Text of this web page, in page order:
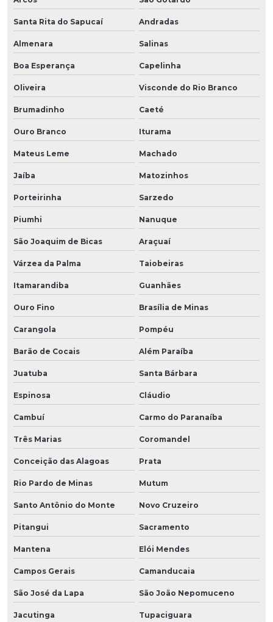
Santa Rita do Sapucaí Andradas
Almenara Salinas
Boa Esperança Capelinha
Oliveira Visconde do Rio Branco
Brumadinho Caeté
Ouro Branco Iturama
Mateus Leme Machado
Jaíba Matozinhos
Porteirinha Sarzedo
Piumhi Nanuque
São Joaquim de Bicas Araçuaí
Várzea da Palma Taiobeiras
Itamarandiba Guanhães
Ouro Fino Brasília de Minas
Carangola Pompéu
Barão de Cocais Além Paraíba
Juatuba Santa Bárbara
Espinosa Cláudio
Cambuí Carmo do Paranaíba
Três Marias Coromandel
Conceição das Alagoas Prata
Rio Pardo de Minas Mutum
Santo Antônio do Monte Novo Cruzeiro
Pitangui Sacramento
Mantena Elói Mendes
Campos Gerais Camanducaia
São José da Lapa São João Nepomuceno
Jacutinga Tupaciguara